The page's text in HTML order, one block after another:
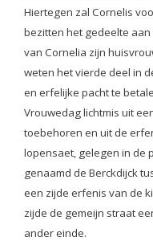
Hiertegen zal Cornelis
bezitten het gedeelte
van Cornelia zijn
weten het vierde deel in
en erfelijke pacht te
Vrouwedag lichtmis uit
toebehoren en uit de
lopensaet, gelegen in de
genaamd de Berckdijck
een zijde erfenis van de
zijde de gemeijn straat
ander einde.